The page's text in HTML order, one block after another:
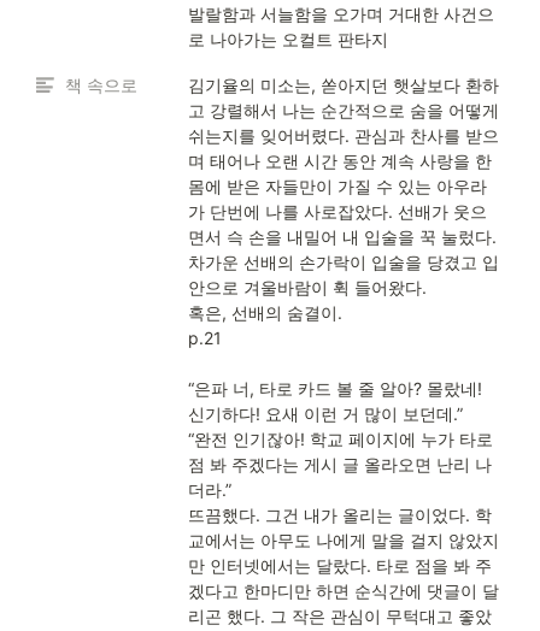
발랄함과 서늘함을 오가며 거대한 사건으
로 나아가는 오컬트 판타지
책 속으로
김기율의 미소는, 쏟아지던 햇살보다 환하
고 강렬해서 나는 순간적으로 숨을 어떻게
쉬는지를 잊어버렸다. 관심과 찬사를 받으
며 태어나 오랜 시간 동안 계속 사랑을 한
몸에 받은 자들만이 가질 수 있는 아우라
가 단번에 나를 사로잡았다. 선배가 웃으
면서 슥 손을 내밀어 내 입술을 꾹 눌렀다.
차가운 선배의 손가락이 입술을 당겼고 입
안으로 겨울바람이 휙 들어왔다.
혹은, 선배의 숨결이.
p.21
“은파 너, 타로 카드 볼 줄 알아? 몰랐네!
신기하다! 요새 이런 거 많이 보던데.”
“완전 인기잖아! 학교 페이지에 누가 타로
점 봐 주겠다는 게시 글 올라오면 난리 나
더라.”
뜨끔했다. 그건 내가 올리는 글이었다. 학
교에서는 아무도 나에게 말을 걸지 않았지
만 인터넷에서는 달랐다. 타로 점을 봐 주
겠다고 한마디만 하면 순식간에 댓글이 달
리곤 했다. 그 작은 관심이 무턱대고 좋았